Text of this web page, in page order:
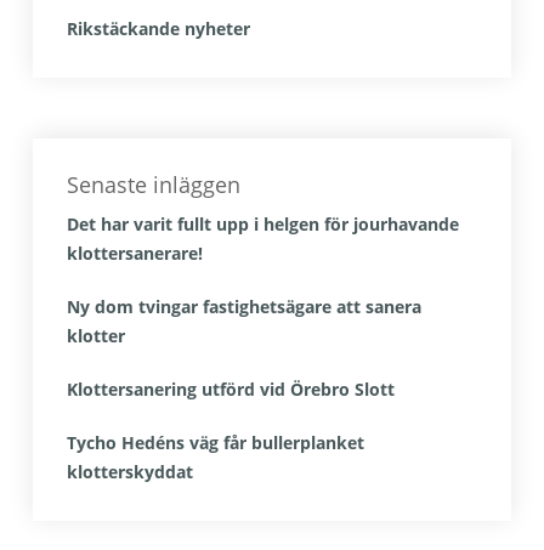
Rikstäckande nyheter
Senaste inläggen
Det har varit fullt upp i helgen för jourhavande
klottersanerare!
Ny dom tvingar fastighetsägare att sanera
klotter
Klottersanering utförd vid Örebro Slott
Tycho Hedéns väg får bullerplanket
klotterskyddat